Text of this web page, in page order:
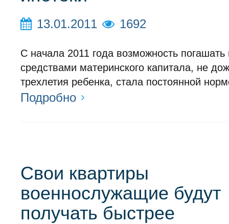
13.01.2011 1692
С начала 2011 года возможность погашать
средствами материнского капитала, не
трехлетия ребенка, стала постоянной
Подробно
Свои квартиры
военнослужащие будут
получать быстрее